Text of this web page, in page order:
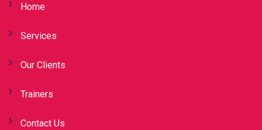
Home
Services
Our Clients
Trainers
Contact Us